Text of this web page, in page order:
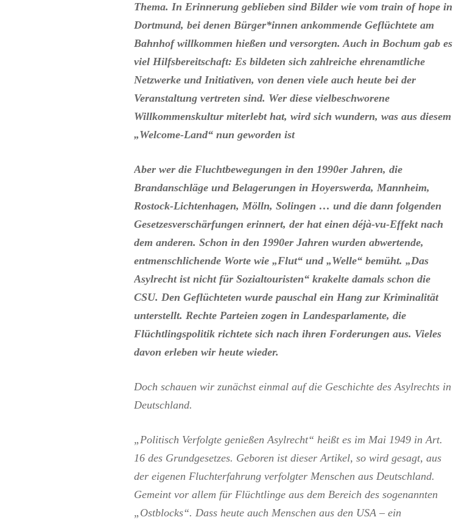
Thema. In Erinnerung geblieben sind Bilder wie vom train of hope in
Dortmund, bei denen Bürger*innen ankommende Geflüchtete am
Bahnhof willkommen hießen und versorgten. Auch in Bochum gab es
viel Hilfsbereitschaft: Es bildeten sich zahlreiche ehrenamtliche
Netzwerke und Initiativen, von denen viele auch heute bei der
Veranstaltung vertreten sind. Wer diese vielbeschworene
Willkommenskultur miterlebt hat, wird sich wundern, was aus diesem
„Welcome-Land“ nun geworden ist
Aber wer die Fluchtbewegungen in den 1990er Jahren, die
Brandanschläge und Belagerungen in Hoyerswerda, Mannheim,
Rostock-Lichtenhagen, Mölln, Solingen … und die dann folgenden
Gesetzesverschärfungen erinnert, der hat einen déjà-vu-Effekt nach
dem anderen. Schon in den 1990er Jahren wurden abwertende,
entmenschlichende Worte wie „Flut“ und „Welle“ bemüht. „Das
Asylrecht ist nicht für Sozialtouristen“ krakelte damals schon die
CSU. Den Geflüchteten wurde pauschal ein Hang zur Kriminalität
unterstellt. Rechte Parteien zogen in Landesparlamente, die
Flüchtlingspolitik richtete sich nach ihren Forderungen aus. Vieles
davon erleben wir heute wieder.
Doch schauen wir zunächst einmal auf die Geschichte des Asylrechts in
Deutschland.
„Politisch Verfolgte genießen Asylrecht“ heißt es im Mai 1949 in Art.
16 des Grundgesetzes. Geboren ist dieser Artikel, so wird gesagt, aus
der eigenen Fluchterfahrung verfolgter Menschen aus Deutschland.
Gemeint vor allem für Flüchtlinge aus dem Bereich des sogenannten
„Ostblocks“. Dass heute auch Menschen aus den USA – ein